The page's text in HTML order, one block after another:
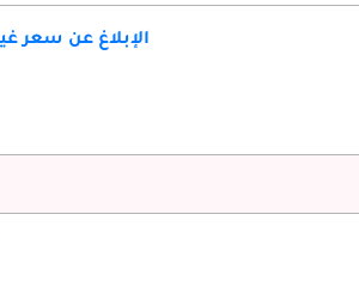
الإبلاغ عن سعر